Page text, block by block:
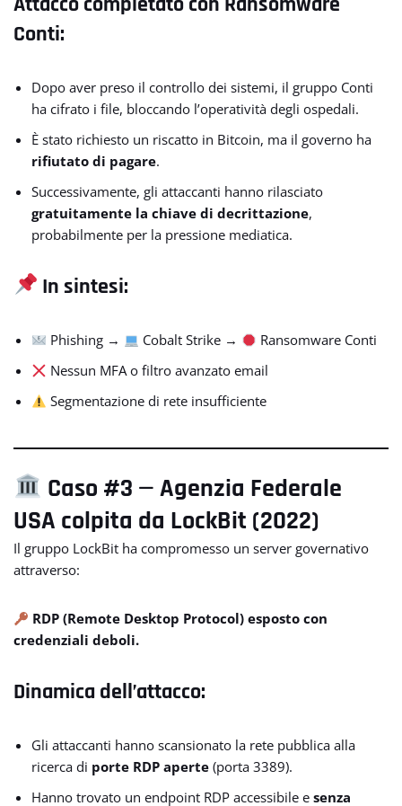
Conti:
Dopo aver preso il controllo dei sistemi, il gruppo Conti
ha cifrato i file, bloccando l’operatività degli ospedali.
È stato richiesto un riscatto in Bitcoin, ma il governo ha
rifiutato di pagare.
Successivamente, gli attaccanti hanno rilasciato
gratuitamente la chiave di decrittazione,
probabilmente per la pressione mediatica.
In sintesi:
Phishing → Cobalt Strike →
Ransomware Conti
Nessun MFA o filtro avanzato email
Segmentazione di rete insufficiente
Caso #3 — Agenzia Federale
USA colpita da LockBit (2022)
Il gruppo LockBit ha compromesso un server governativo
attraverso:
RDP (Remote Desktop Protocol) esposto con
credenziali deboli.
Dinamica dell’attacco:
Gli attaccanti hanno scansionato la rete pubblica alla
ricerca di porte RDP aperte (porta 3389).
Hanno trovato un endpoint RDP accessibile e senza